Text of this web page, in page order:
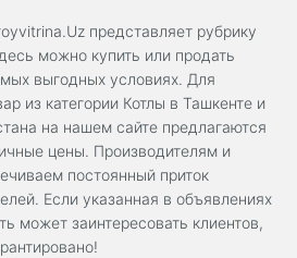
представляет рубрику
можно купить или продать
выгодных условиях. Для
из категории Котлы в Ташкенте и
на нашем сайте предлагаются
цены. Производителям и
постоянный приток
Если указанная в объявлениях
может заинтересовать клиентов,